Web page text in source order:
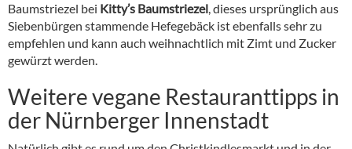
Baumstriezel bei Kitty’s Baumstriezel, dieses ursprünglich aus
Siebenbürgen stammende Hefegebäck ist ebenfalls sehr zu
empfehlen und kann auch weihnachtlich mit Zimt und Zucker
gewürzt werden.
Weitere vegane Restauranttipps in
der Nürnberger Innenstadt